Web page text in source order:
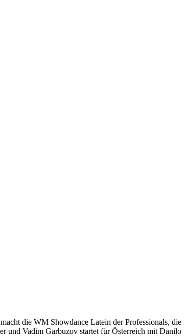
die WM Showdance Latein der Professionals, die
und Vadim Garbuzov startet für Österreich mit Danilo